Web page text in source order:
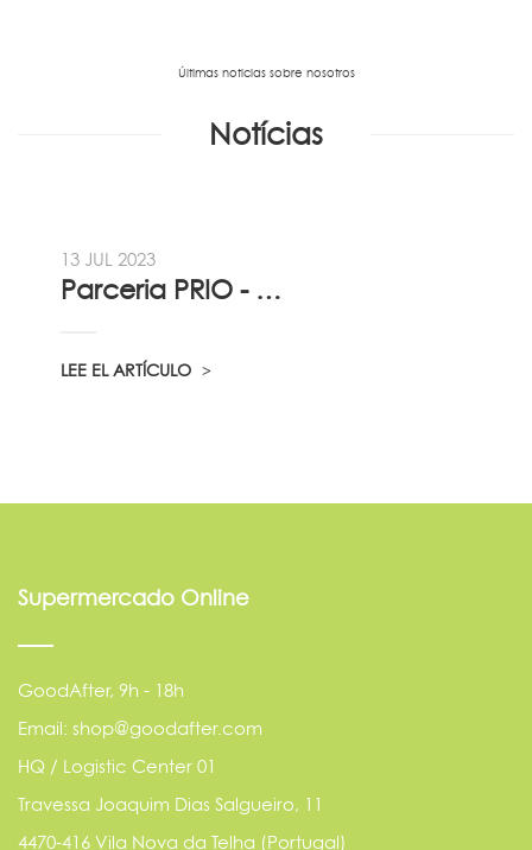
Últimas noticias sobre nosotros
Notícias
13 JUL 2023
Parceria PRIO - Viadireta - Goodafter...
LEE EL ARTÍCULO
Supermercado Online
GoodAfter, 9h - 18h
Email: shop@goodafter.com
HQ / Logistic Center 01
Travessa Joaquim Dias Salgueiro, 11
4470-416 Vila Nova da Telha (Portugal)